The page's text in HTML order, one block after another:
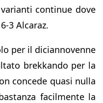
continue dove
3 Alcaraz.
per il diciannovenne
brekkando per la
concede quasi nulla
facilmente la